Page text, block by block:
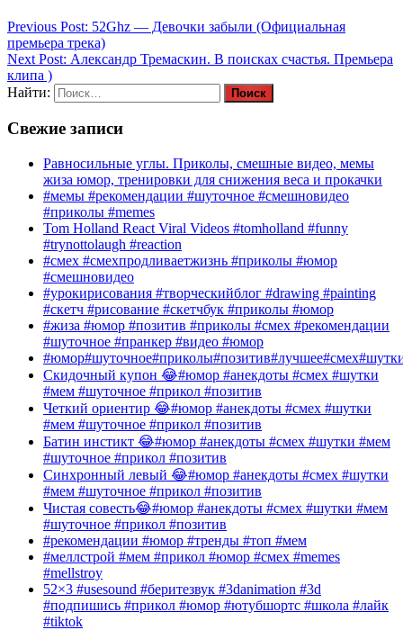
Previous Post: 52Ghz — Девочки забыли (Официальная
премьера трека)
Next Post: Александр Тремаскин. В поисках счастья. Премьера
клипа )
Найти:
Свежие записи
Равносильные углы. Приколы, смешные видео, мемы
жиза юмор, тренировки для снижения веса и прокачки
#мемы #рекомендации #шуточное #смешновидео
#приколы #memes
Tom Holland React Viral Videos #tomholland #funny
#trynottolaugh #reaction
#смех #смехпродливаетжизнь #приколы #юмор
#смешновидео
#урокирисования #творческийблог #drawing #painting
#скетч #рисование #скетчбук #приколы #юмор
#жиза #юмор #позитив #приколы #смех #рекомендации
#шуточное #пранкер #видео #юмор
Скидочный купон 😂#юмор #анекдоты #смех #шутки
#мем #шуточное #прикол #позитив
Четкий ориентир 😂#юмор #анекдоты #смех #шутки
#мем #шуточное #прикол #позитив
Батин инстикт 😂#юмор #анекдоты #смех #шутки #мем
#шуточное #прикол #позитив
Синхронный левый 😂#юмор #анекдоты #смех #шутки
#мем #шуточное #прикол #позитив
Чистая совесть😂#юмор #анекдоты #смех #шутки #мем
#шуточное #прикол #позитив
#рекомендации #юмор #тренды #топ #мем
#меллстрой #мем #прикол #юмор #смех #memes
#mellstroy
52×3 #usesound #беритезвук #3danimation #3d
#подпишись #прикол #юмор #ютубшортс #школа #лайк
#tiktok